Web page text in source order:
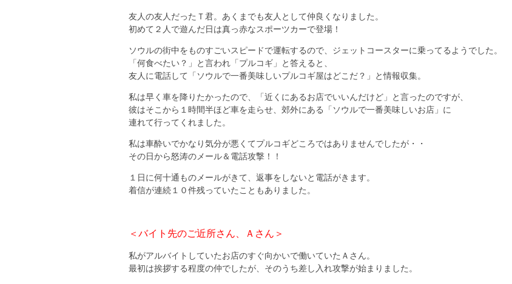
友人の友人だったＴ君。あくまでも友人として仲良くなりました。
初めて２人で遊んだ日は真っ赤なスポーツカーで登場！
ソウルの街中をものすごいスピードで運転するので、ジェットコースターに乗ってるようでした。
「何食べたい？」と言われ「プルコギ」と答えると、
友人に電話して「ソウルで一番美味しいプルコギ屋はどこだ？」と情報収集。
私は早く車を降りたかったので、「近くにあるお店でいいんだけど」と言ったのですが、
彼はそこから１時間半ほど車を走らせ、郊外にある「ソウルで一番美味しいお店」に
連れて行ってくれました。
私は車酔いでかなり気分が悪くてプルコギどころではありませんでしたが・・
その日から怒涛のメール＆電話攻撃！！
１日に何十通ものメールがきて、返事をしないと電話がきます。
着信が連続１０件残っていたこともありました。
＜バイト先のご近所さん、Ａさん＞
私がアルバイトしていたお店のすぐ向かいで働いていたＡさん。
最初は挨拶する程度の仲でしたが、そのうち差し入れ攻撃が始まりました。